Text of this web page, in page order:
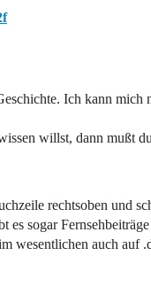
Ich kann
willst, dann mußt
rechtsoben und
es sogar
wesentlichen auch auf